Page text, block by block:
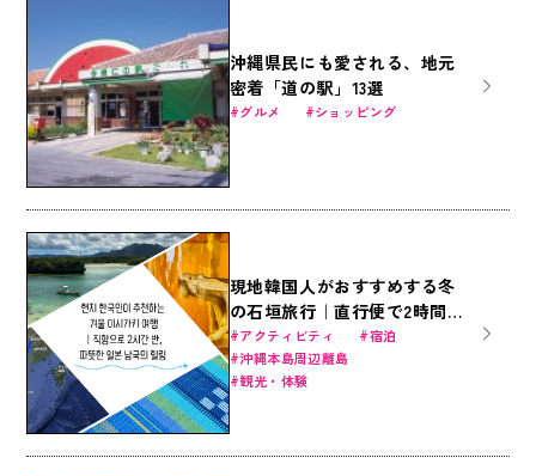
沖縄県民にも愛される、地元
密着「道の駅」13選
グルメ ショッピング
現地韓国人がおすすめする冬
の石垣旅行｜直行便で2時間
半、暖かい日本南国のヒーリ
ング
アクティビティ
宿泊
沖縄本島周辺離島
観光・体験